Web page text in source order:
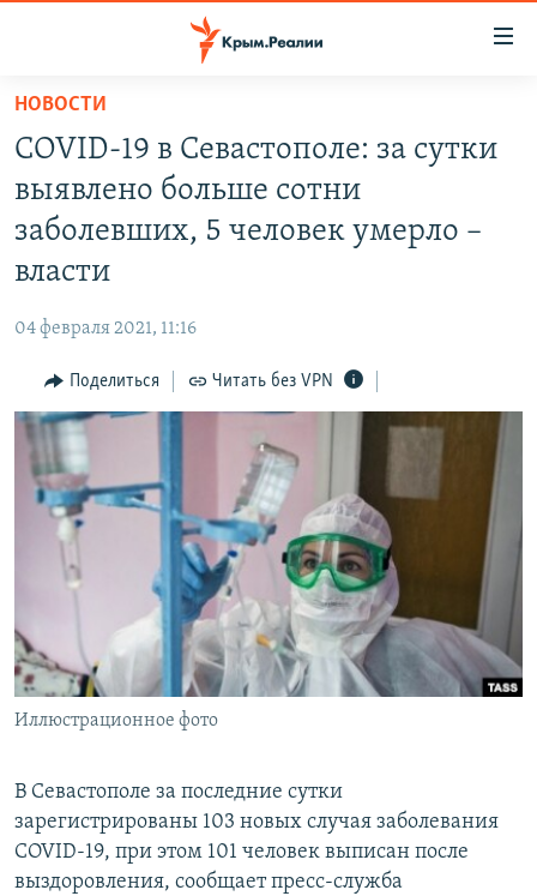
Вернуться
основному
содержанию
Вернутся
главной
Вернутся
поиску
ГРУЗ 200
ВОДА
ИНТЕРАКТИВ
ИНФОГРАФИКА
ТЕЛЕПРОЕКТ КРЫМ.РЕАЛИИ
СОВЕТЫ ПРАВОЗАЩИТНИКОВ
ПРОПАВШИЕ БЕЗ ВЕСТИ
ПОБЕДИТЕЛЕЙ НЕ СУДЯТ?
КРЫМ.НЕПОКОРЕННЫЙ
УКРАИНСКАЯ ПРОБЛЕМА КРЫМА
РАДІО СВОБОДА
КАК ОБОЙТИ БЛОКИРОВКУ
Українською
Qırımtatar
Все сайты RFE/RL
НОВОСТИ
COVID-19 в Севастополе: за сутки
выявлено больше сотни
заболевших, 5 человек умерло –
власти
04 февраля 2021, 11:16
Поделиться Читать без VPN
Иллюстрационное фото
В Севастополе за последние сутки
зарегистрированы 103 новых случая заболевания
COVID-19, при этом 101 человек выписан после
выздоровления, сообщает пресс-служба